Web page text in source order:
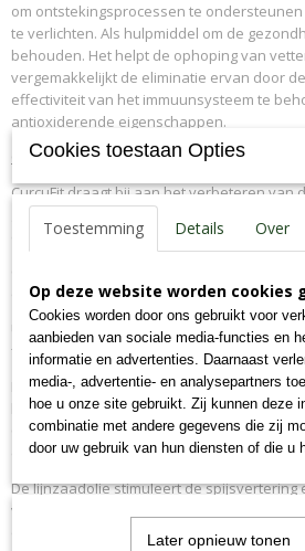
om ontstekingsprocessen te
te verlichten. Als hulpmiddel om de
behouden. Het helpt de ophoping van
vergemakkelijkt de eliminatie ervan door
effectiviteit van het immuunsysteem te
antioxiderende eigenschappen.
CurcuFit-voordelen;
CurcuFit draagt bij aan het verbeteren van
goed functioneren van het zenuwstelsel
een goede gezondheid in het algemeen.
onderhoud van synoviaal vloeistof, het
Uw hond of paard gaat hierdoor
fitter en herstelt veel sneller na een
Het bevat een snelwerkend curcumine-
beter door het lichaam opgenomen dan
Curcumine is een krachtige en natuurlijke
daarmee een onstekingsremmende
De lijnzaadolie stimuleert de spijsvertering
verhouding aan omega 3- 6- en 9- vetzuren.
ondersteuning bij het verharen en uw
Cookies toestaan Opties
Toestemming Details Over
Op deze website worden cookies
Cookies worden door ons gebruikt voor
aanbieden van sociale media-functies en
informatie en advertenties. Daarnaast
media-, advertentie- en analysepartners
hoe u onze site gebruikt. Zij kunnen deze
combinatie met andere gegevens die zij
door uw gebruik van hun diensten of die u
Later opnieuw tonen